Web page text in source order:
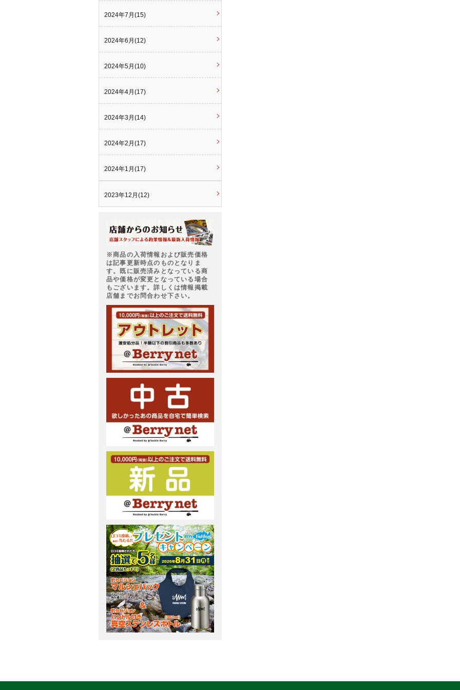
2024年7月(15)
2024年6月(12)
2024年5月(10)
2024年4月(17)
2024年3月(14)
2024年2月(17)
2024年1月(17)
2023年12月(12)
※商品の入荷情報および販売価格
は記事更新時点のものとなりま
す。既に販売済みとなっている商
品や価格が変更となっている場合
もございます。詳しくは情報掲載
店舗までお問合わせ下さい。